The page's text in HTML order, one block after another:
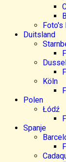
Foto's
Duitsland
Köln
Polen
Łódź
Spanje